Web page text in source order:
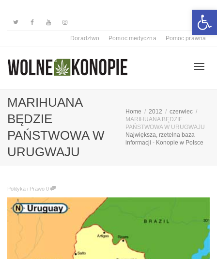
Doradztwo Pomoc medyczna Pomoc prawna
MARIHUANA
BĘDZIE
PAŃSTWOWA W
URUGWAJU
Home 2012
czerwiec
MARIHUANA BĘDZIE
PAŃSTWOWA W URUGWAJU
Największa, rzetelna baza
informacji - Konopie w Polsce
Polityka i Prawo 0